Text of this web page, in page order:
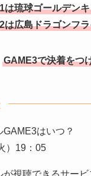
は琉球ゴールデン
は広島ドラゴンフ
GAME3で決着をつ
GAME3はいつ？
）19：05
が視聴できるサービ